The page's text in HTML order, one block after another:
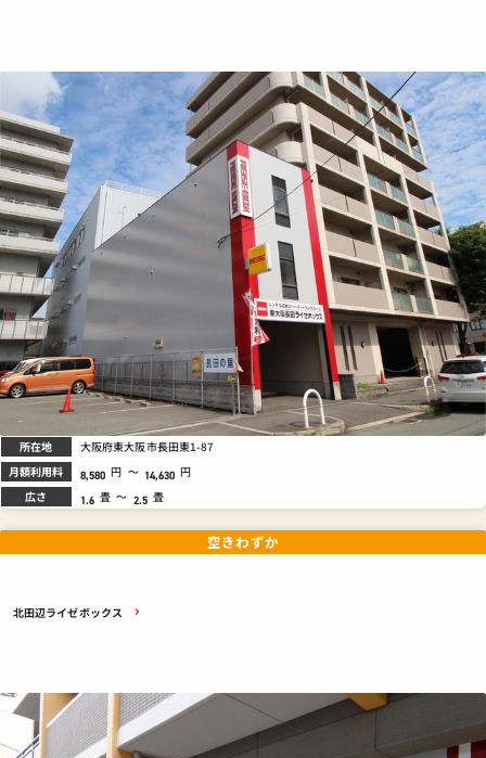
所在地 大阪府東大阪市長田東1-87
月額利用料 8,580 円 ～ 14,630 円
広さ 1.6 畳 ～ 2.5 畳
北田辺ライゼボックス
空きわずか